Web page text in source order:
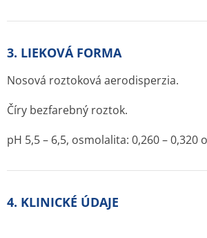
3. LIEKOVÁ FORMA
Nosová roztoková aerodisperzia.
Číry bezfarebný roztok.
pH 5,5 – 6,5, osmolalita: 0,260 – 0,320
4. KLINICKÉ ÚDAJE